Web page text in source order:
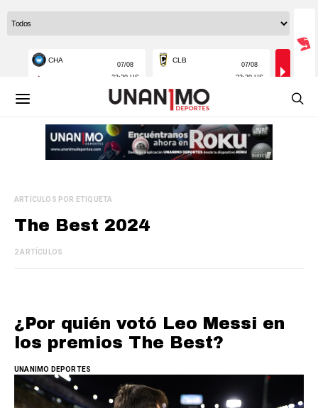
ARTÍCULOS POR ETIQUETA
The Best 2024
2 ARTÍCULOS
¿Por quién votó Leo Messi en
los premios The Best?
UNANIMO DEPORTES